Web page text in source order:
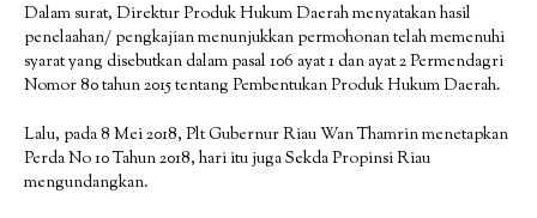
Dalam surat, Direktur Produk Hukum Daerah menyatakan hasil
penelaahan/ pengkajian menunjukkan permohonan telah memenuhi
syarat yang disebutkan dalam pasal 106 ayat 1 dan ayat 2 Permendagri
Nomor 80 tahun 2015 tentang Pembentukan Produk Hukum Daerah.
Lalu, pada 8 Mei 2018, Plt Gubernur Riau Wan Thamrin menetapkan
Perda No 10 Tahun 2018, hari itu juga Sekda Propinsi Riau
mengundangkan.